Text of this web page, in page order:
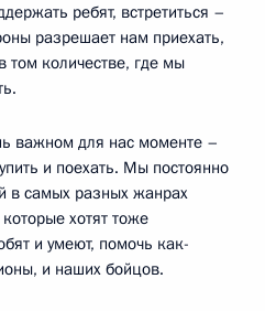
ребят, встретиться –
разрешает нам приехать,
том количестве, где мы
важном для нас моменте –
и поехать. Мы постоянно
в самых разных жанрах
хотят тоже
и умеют, помочь как-
и наших бойцов.